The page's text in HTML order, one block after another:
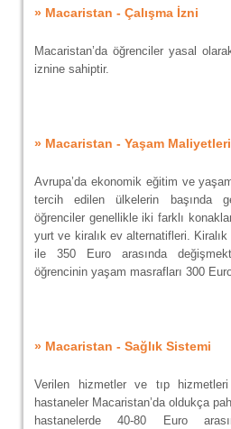
» Macaristan - Çalışma İzni
Macaristan’da öğrenciler yasal
iznine sahiptir.
» Macaristan - Yaşam Maliyetleri
Avrupa’da ekonomik eğitim ve
tercih edilen ülkelerin başında
öğrenciler genellikle iki farklı
yurt ve kiralık ev alternatifleri.
ile 350 Euro arasında
öğrencinin yaşam masrafları 300
» Macaristan - Sağlık Sistemi
Verilen hizmetler ve tıp
hastaneler Macaristan’da oldukça
hastanelerde 40-80 Euro